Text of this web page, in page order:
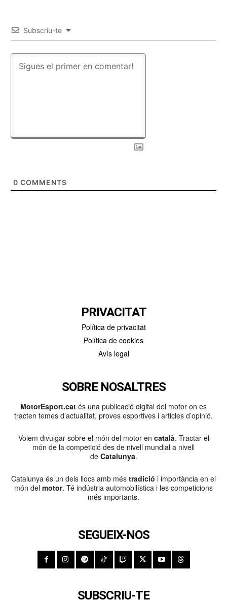
Subscriu-te
0 COMMENTS
PRIVACITAT
Política de privacitat
Política de cookies
Avís legal
SOBRE NOSALTRES
MotorEsport.cat és una publicació digital del motor on es
tracten temes d’actualitat, proves esportives i articles d’opinió.
Volem divulgar sobre el món del motor en català. Tractar el
món de la competició des de nivell mundial a nivell
de Catalunya.
Catalunya és un dels llocs amb més tradició i importància en el
món del motor. Té indústria automobilística i les competicions
més importants.
SEGUEIX-NOS
SUBSCRIU-TE